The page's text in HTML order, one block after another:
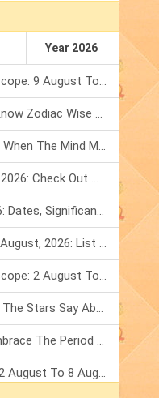
Year 2026
Numerology Weekly Horoscope: 9 August To 15 August, 2026
Total Solar Eclipse 2026: Know Zodiac Wise Prediction
Mercury Transit In Cancer: When The Mind Meets The Heart!
Mercury Transit In Cancer 2026: Check Out What It Brings For You
Shravan Somvar Vrat 2026: Dates, Significance & Rituals In August
Weekly Horoscope 3 To 9 August, 2026: List Of Fasts & Festivals
Numerology Weekly Horoscope: 2 August To 8 August, 2026
Friendship Day 2026: What The Stars Say About Your Best Friend!
Mars Transit In Gemini: Embrace The Period Full Of Energy & Intelligence
Tarot Weekly Horoscope: 2 August To 8 August, 2026